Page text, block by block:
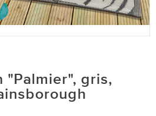
"Palmier", gris,